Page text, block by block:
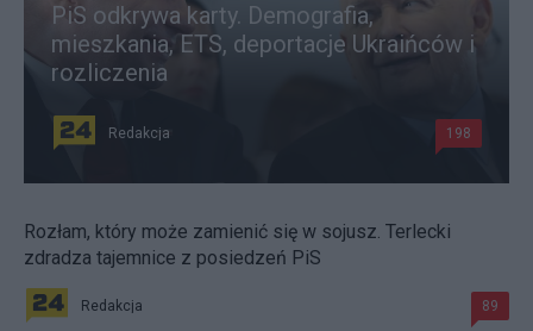
PiS odkrywa karty. Demografia,
mieszkania, ETS, deportacje Ukraińców i
rozliczenia
Redakcja 198
Rozłam, który może zamienić się w sojusz. Terlecki
zdradza tajemnice z posiedzeń PiS
Redakcja 89